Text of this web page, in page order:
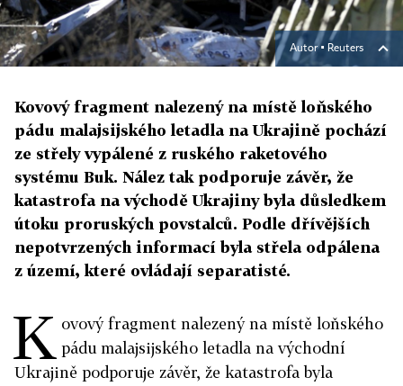
Autor ▪ Reuters
Kovový fragment nalezený na místě loňského
pádu malajsijského letadla na Ukrajině pochází
ze střely vypálené z ruského raketového
systému Buk. Nález tak podporuje závěr, že
katastrofa na východě Ukrajiny byla důsledkem
útoku proruských povstalců. Podle dřívějších
nepotvrzených informací byla střela odpálena
z území, které ovládají separatisté.
K ovový fragment nalezený na místě loňského
pádu malajsijského letadla na východní
Ukrajině podporuje závěr, že katastrofa byla